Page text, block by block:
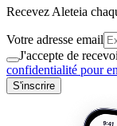
Recevez Aleteia
Votre adresse email
J'accepte de
confidentialité pour
S'inscrire